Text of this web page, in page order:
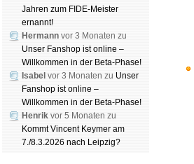
Jahren zum FIDE-Meister
ernannt!
Hermann vor 3 Monaten zu
Unser Fanshop ist online –
Willkommen in der Beta-Phase!
Isabel vor 3 Monaten zu Unser
Fanshop ist online –
Willkommen in der Beta-Phase!
Henrik vor 5 Monaten zu
Kommt Vincent Keymer am
7./8.3.2026 nach Leipzig?